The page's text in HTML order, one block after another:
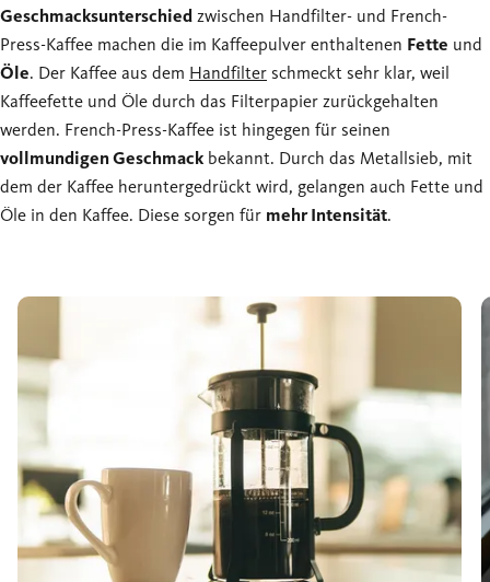
Geschmacksunterschied zwischen Handfilter- und French-
Press-Kaffee machen die im Kaffeepulver enthaltenen Fette und
Öle. Der Kaffee aus dem Handfilter schmeckt sehr klar, weil
Kaffeefette und Öle durch das Filterpapier zurückgehalten
werden. French-Press-Kaffee ist hingegen für seinen
vollmundigen Geschmack bekannt. Durch das Metallsieb, mit
dem der Kaffee heruntergedrückt wird, gelangen auch Fette und
Öle in den Kaffee. Diese sorgen für mehr Intensität.